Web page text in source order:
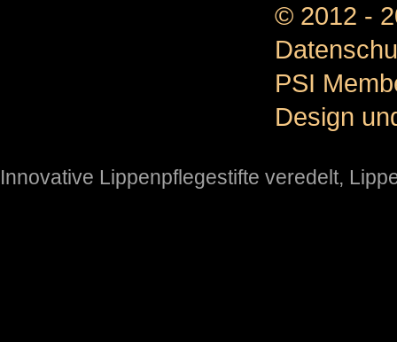
© 2012 -
PSI
Design
Innovative Lippenpflegestifte veredelt,